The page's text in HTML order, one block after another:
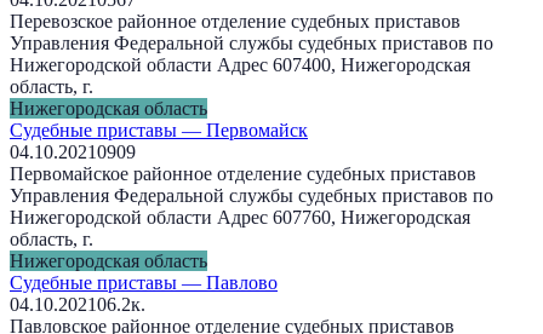
Перевозское районное отделение судебных приставов
Управления Федеральной службы судебных приставов по
Нижегородской области Адрес 607400, Нижегородская
область, г.
Нижегородская область
Судебные приставы — Первомайск
04.10.20210909
Первомайское районное отделение судебных приставов
Управления Федеральной службы судебных приставов по
Нижегородской области Адрес 607760, Нижегородская
область, г.
Нижегородская область
Судебные приставы — Павлово
04.10.202106.2к.
Павловское районное отделение судебных приставов